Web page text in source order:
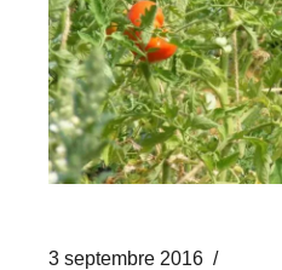
3 septembre 2016